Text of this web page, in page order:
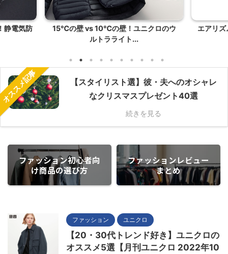
静電気防
15℃の壁 vs 10℃の壁！ユニクロのウ
ルトラライト...
エアリ
オススメ記事
【スタイリスト選】彼・夫へのオシャレ
なクリスマスプレゼント40選
続きを見る
ファッション初心者向
け商品の選び方
ファッションレビュー
まとめ
ファッション ユニクロ
【20・30代トレンド好き】ユニクロの
オススメ5選【月刊ユニクロ 2022年10